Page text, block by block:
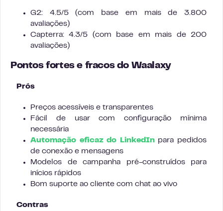
G2: 4.5/5 (com base em mais de 3.800
avaliações)
Capterra: 4.3/5 (com base em mais de 200
avaliações)
Pontos fortes e fracos do Waalaxy
Prós
Preços acessíveis e transparentes
Fácil de usar com configuração mínima
necessária
Automação eficaz do LinkedInpara pedidos
de conexão e mensagens
Modelos de campanha pré-construídos para
inícios rápidos
Bom suporte ao cliente com chat ao vivo
Contras